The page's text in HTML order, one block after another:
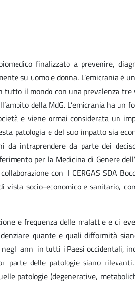
finalizzato a prevenire,
su uomo e donna. L’emicrania è
il mondo con una prevalenza tre
della MdG. L’emicrania ha un
e viene ormai considerata un
patologia e del suo impatto sia
intraprendere da parte dei
per la Medicina di Genere
con il CERGAS SDA
vista socio-economico e sanitario,
e frequenza delle malattie e di
quante e quali difformità
anni in tutti i Paesi occidentali,
parte delle patologie siano
patologie (degenerative,